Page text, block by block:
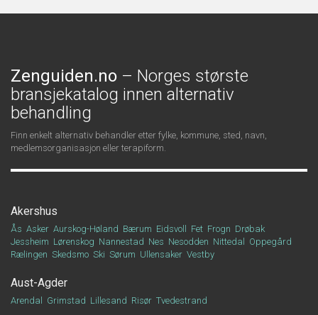
Zenguiden.no – Norges største
bransjekatalog innen alternativ
behandling
Finn enkelt alternativ behandler etter fylke, kommune, sted, navn,
medlemsorganisasjon eller terapiform.
Akershus
Ås Asker Aurskog-Høland Bærum Eidsvoll Fet Frogn Drøbak
Jessheim Lørenskog Nannestad Nes Nesodden Nittedal
Oppegård
Rælingen Skedsmo Ski Sørum Ullensaker Vestby
Aust-Agder
Arendal Grimstad Lillesand Risør Tvedestrand